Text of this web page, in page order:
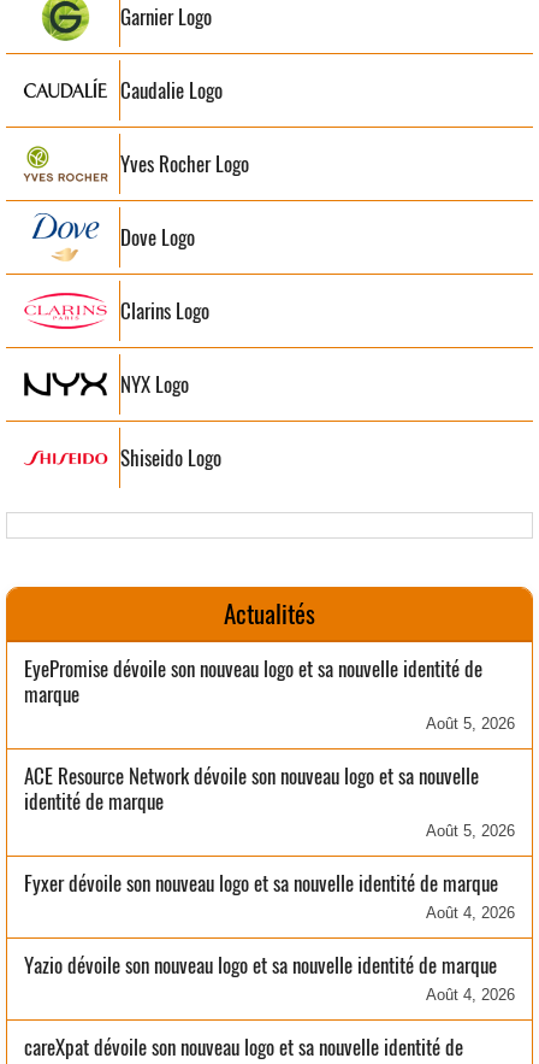
Garnier Logo
Caudalie Logo
Yves Rocher Logo
Dove Logo
Clarins Logo
NYX Logo
Shiseido Logo
Actualités
EyePromise dévoile son nouveau logo et sa nouvelle identité de
marque
Août 5, 2026
ACE Resource Network dévoile son nouveau logo et sa nouvelle
identité de marque
Août 5, 2026
Fyxer dévoile son nouveau logo et sa nouvelle identité de marque
Août 4, 2026
Yazio dévoile son nouveau logo et sa nouvelle identité de marque
Août 4, 2026
careXpat dévoile son nouveau logo et sa nouvelle identité de